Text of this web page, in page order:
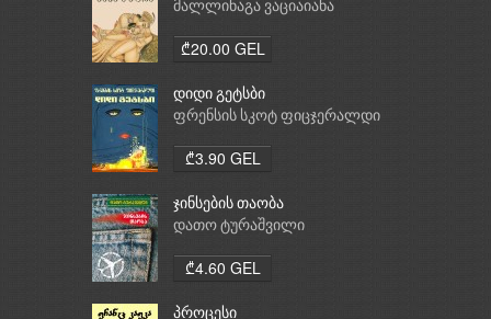
მალლინაგა ვაციაიანა
₾20.00 GEL
დიდი გეტსბი
ფრენსის სკოტ ფიცჯერალდი
₾3.90 GEL
ჯინსების თაობა
დათო ტურაშვილი
₾4.60 GEL
პროცესი